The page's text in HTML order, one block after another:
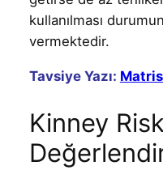
kullanılması
vermektedir.
Tavsiye Yazı:
Kinney Risk